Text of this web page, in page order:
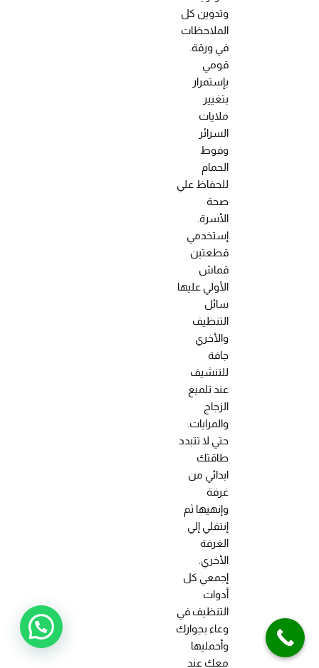
وتدوين كل
الملاحظات
في ورقة.
قومي
بإستمرار
بتغيير
ملايات
السرائر
وفوط
الحمام
للحفاظ علي
صحة
الأسرة.
إستخدمي
قطعتين
قماش
الأولي عليها
سائل
التنظيف
والأخري
جافة
للتنشيف
عند تلميع
الزجاج
والمرايات.
حتي لا تتبدد
طاقتك
ابدائي من
غرفة
وإنهيها ثم
إنتقلي إلي
الغرفة
الأخري.
إجمعي كل
أدوات
التنظيف في
وعاء بجوارك
وأحمليها
معك عند